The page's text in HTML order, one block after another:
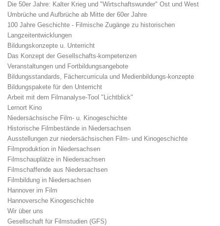
Die 50er Jahre: Kalter Krieg und "Wirtschaftswunder" Ost und West
Umbrüche und Aufbrüche ab Mitte der 60er Jahre
100 Jahre Geschichte - Filmische Zugänge zu historischen
Langzeitentwicklungen
Bildungskonzepte u. Unterricht
Das Konzept der Gesellschafts-kompetenzen
Veranstaltungen und Fortbildungsangebote
Bildungsstandards, Fächercurricula und Medienbildungs-konzepte
Bildungspakete für den Unterricht
Arbeit mit dem Filmanalyse-Tool "Lichtblick"
Lernort Kino
Niedersächsische Film- u. Kinogeschichte
Historische Filmbestände in Niedersachsen
Ausstellungen zur niedersächsischen Film- und Kinogeschichte
Filmproduktion in Niedersachsen
Filmschauplätze in Niedersachsen
Filmschaffende aus Niedersachsen
Filmbildung in Niedersachsen
Hannover im Film
Hannoversche Kinogeschichte
Wir über uns
Gesellschaft für Filmstudien (GFS)